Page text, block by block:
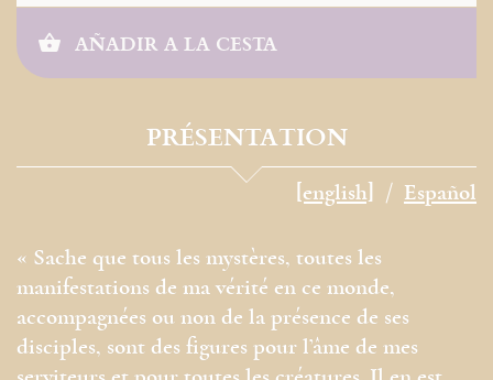
AÑADIR A LA CESTA
PRÉSENTATION
[english] Español
« Sache que tous les mystères, toutes les
manifestations de ma vérité en ce monde,
accompagnées ou non de la présence de ses
disciples, sont des figures pour l’âme de mes